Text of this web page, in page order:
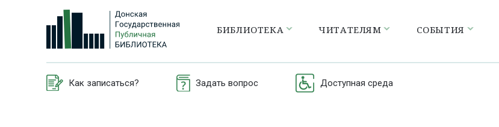
БИБЛИОТЕКА ЧИТАТЕЛЯМ СОБЫТИЯ
Как записаться? Задать вопрос Доступная среда